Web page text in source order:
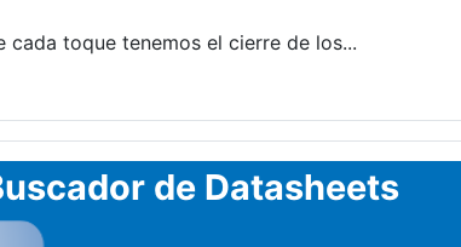
toque tenemos el cierre de los...
de Datasheets